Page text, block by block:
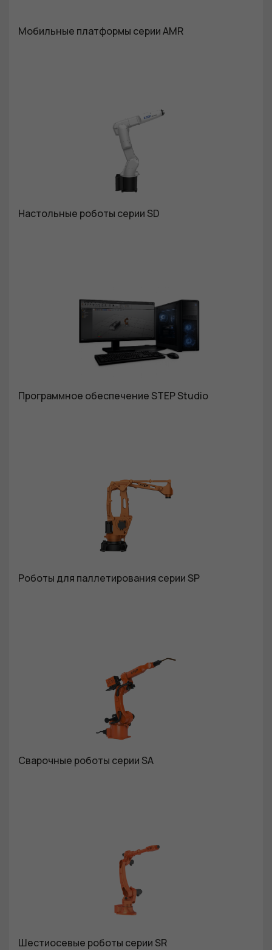
Мобильные платформы серии AMR
Настольные роботы серии SD
Программное обеспечение STEP Studio
Роботы для паллетирования серии SP
Сварочные роботы серии SA
Шестиосевые роботы серии SR
Обязательные
Для
функционала и
статистики. Они